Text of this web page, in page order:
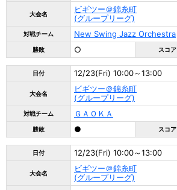
大会名
ビギツー＠錦糸町
(グループリーグ)
対戦チーム New Swing Jazz Orchestra
勝敗 ○ スコア
日付 12/23(Fri) 10:00～13:00
大会名
ビギツー＠錦糸町
(グループリーグ)
対戦チーム ＧＡＯＫＡ
勝敗 ● スコア
日付 12/23(Fri) 10:00～13:00
大会名
ビギツー＠錦糸町
(グループリーグ)